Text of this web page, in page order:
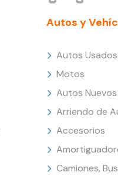
Autos y
Autos Usados
Motos
Autos Nuevos
Arriendo de
Accesorios
Camiones,